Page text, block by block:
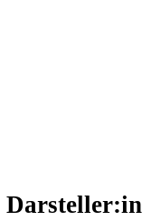
Darsteller:in